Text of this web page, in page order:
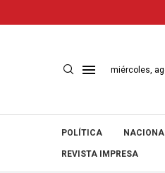
miércoles,
POLÍTICA
REVISTA IMPRESA